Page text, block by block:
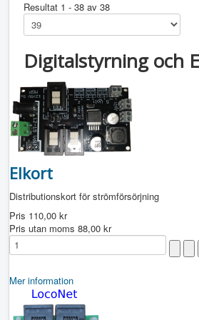
Resultat 1 - 38 av 38
Digitalstyrning och
Elkort
Distributionskort för strömförsörjning
Pris 110,00 kr
Pris utan moms 88,00 kr
Mer information